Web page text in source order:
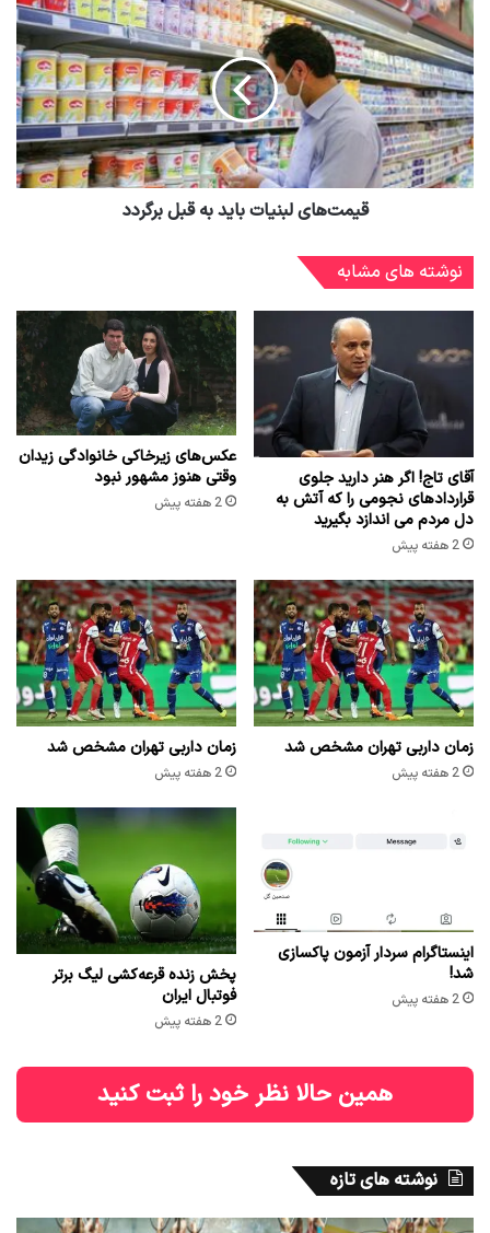
قیمت‌های لبنیات باید به قبل برگردد
نوشته های مشابه
آقای تاج! اگر هنر دارید جلوی
قراردادهای نجومی را که آتش به
دل مردم می اندازد بگیرید
2 هفته پیش
عکس‌های زیرخاکی خانوادگی زیدان
وقتی هنوز مشهور نبود
2 هفته پیش
زمان داربی تهران مشخص شد
2 هفته پیش
زمان داربی تهران مشخص شد
2 هفته پیش
اینستاگرام سردار آزمون پاکسازی
شد!
2 هفته پیش
پخش زنده قرعه‌کشی لیگ برتر
فوتبال ایران
2 هفته پیش
همین حالا نظر خود را ثبت کنید
نوشته های تازه